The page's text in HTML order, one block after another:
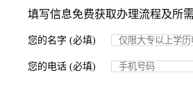
填写信息免费获取办理流程及所
您的名字 (必填)
您的电话 (必填)